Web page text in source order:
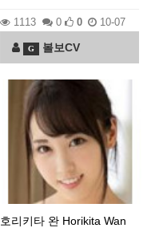
1113 0 0 10-07
G 볼보CV
호리키타 완 Horikita Wan